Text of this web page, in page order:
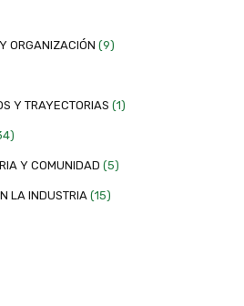
ORGANIZACIÓN (9)
Y TRAYECTORIAS (1)
Y COMUNIDAD (5)
LA INDUSTRIA (15)